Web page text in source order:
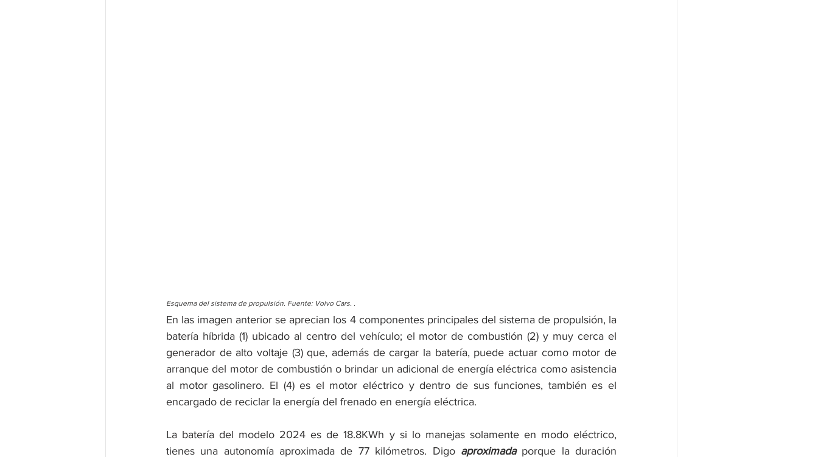
Esquema del sistema de propulsión. Fuente: Volvo Cars. .
En las imagen anterior se aprecian los 4 componentes principales del sistema de propulsión, la
batería híbrida (1) ubicado al centro del vehículo; el motor de combustión (2) y muy cerca el
generador de alto voltaje (3) que, además de cargar la batería, puede actuar como motor de
arranque del motor de combustión o brindar un adicional de energía eléctrica como asistencia
al motor gasolinero. El (4) es el motor eléctrico y dentro de sus funciones, también es el
encargado de reciclar la energía del frenado en energía eléctrica.
La batería del modelo 2024 es de 18.8KWh y si lo manejas solamente en modo eléctrico,
tienes una autonomía aproximada de 77 kilómetros. Digo aproximada porque la duración